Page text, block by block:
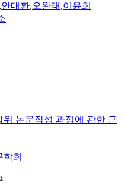
,안대환,오완태 ,이윤희
논문작성 과정에 관한 근
회